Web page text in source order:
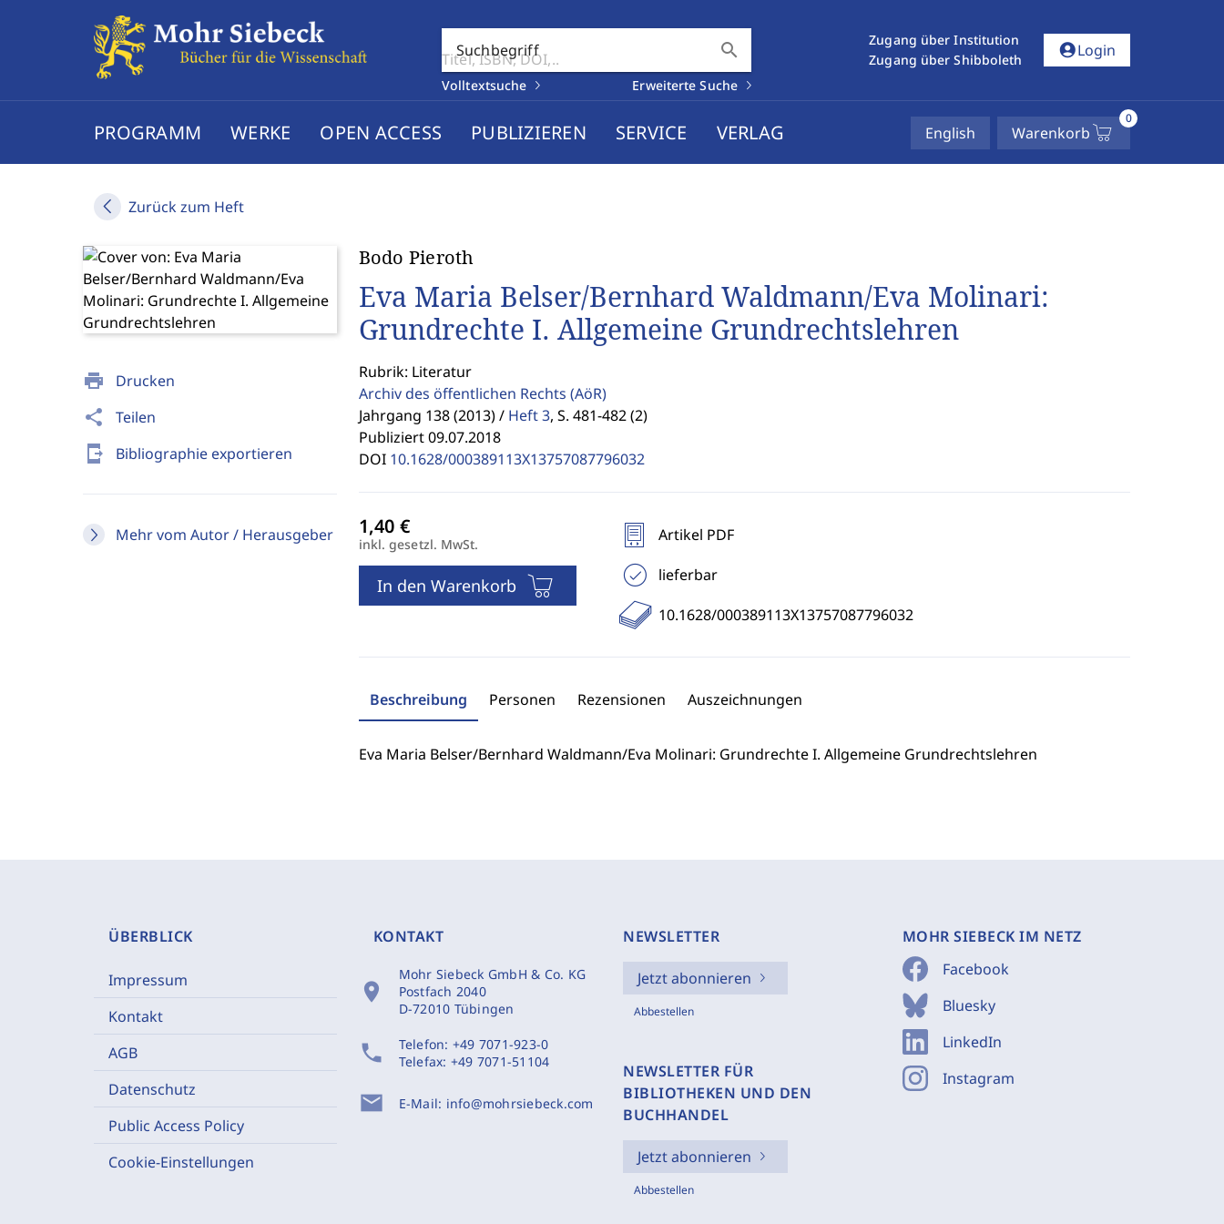
Suchbegriff search
Volltextsuche Erweiterte Suche
Zugang über Institution
Zugang über Shibboleth
account_circleLogin
PROGRAMM WERKE OPEN ACCESS PUBLIZIEREN SERVICE VERLAG English Warenkorb
0
Zurück zum Heft
print Drucken
share Teilen
send_to_mobile Bibliographie exportieren
Mehr vom Autor / Herausgeber
Bodo Pieroth
Eva Maria Belser/Bernhard Waldmann/Eva Molinari:
Grundrechte I. Allgemeine Grundrechtslehren
Rubrik: Literatur
Archiv des öffentlichen Rechts (AöR)
Jahrgang 138 (2013) / Heft 3, S. 481-482 (2)
Publiziert 09.07.2018
DOI 10.1628/000389113X13757087796032
inkl. gesetzl. MwSt.
In den Warenkorb
Artikel PDF
lieferbar
10.1628/000389113X13757087796032
Beschreibung Personen Rezensionen Auszeichnungen
Eva Maria Belser/Bernhard Waldmann/Eva Molinari: Grundrechte I. Allgemeine Grundrechtslehren
ÜBERBLICK
Impressum
Kontakt
AGB
Datenschutz
Public Access Policy
Cookie-Einstellungen
KONTAKT
location_on
Mohr Siebeck GmbH & Co. KG
Postfach 2040
D-72010 Tübingen
phone Telefon: +49 7071-923-0
Telefax: +49 7071-51104
mail E-Mail: info@mohrsiebeck.com
NEWSLETTER
Jetzt abonnieren
Abbestellen
NEWSLETTER FÜR
BIBLIOTHEKEN UND DEN
BUCHHANDEL
Jetzt abonnieren
Abbestellen
MOHR SIEBECK IM NETZ
Facebook
Bluesky
LinkedIn
Instagram